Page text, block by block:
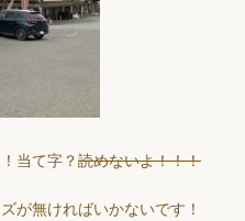
当て字？読めないよ！！！
が無ければいかないです！